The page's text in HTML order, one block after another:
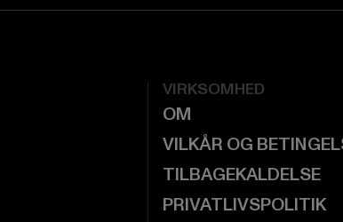
VIRKSOMHED
OM
VILKÅR OG
TILBAGEKALDELSE
PRIVATLIVSPOLITIK